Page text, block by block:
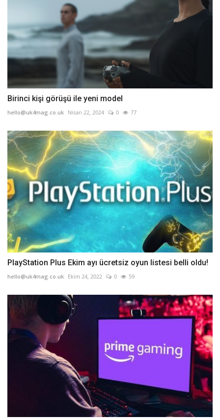
Birinci kişi görüşü ile yeni model
hello@uk4mag.co.uk Nisan 22, 2024 0 77
PlayStation Plus Ekim ayı ücretsiz oyun listesi belli oldu!
hello@uk4mag.co.uk Ekim 24, 2022 0 59